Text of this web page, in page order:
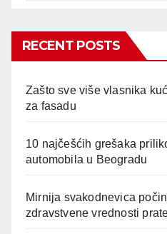
RECENT POSTS
Zašto sve više vlasnika
za fasadu
10 najčešćih grešaka
automobila u Beogradu
Mirnija svakodnevica
zdravstvene vrednosti